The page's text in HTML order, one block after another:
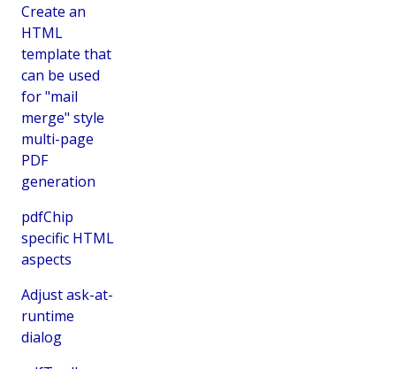
Create an
HTML
template that
can be used
for "mail
merge" style
multi-page
PDF
generation
pdfChip
specific HTML
aspects
Adjust ask-at-
runtime
dialog